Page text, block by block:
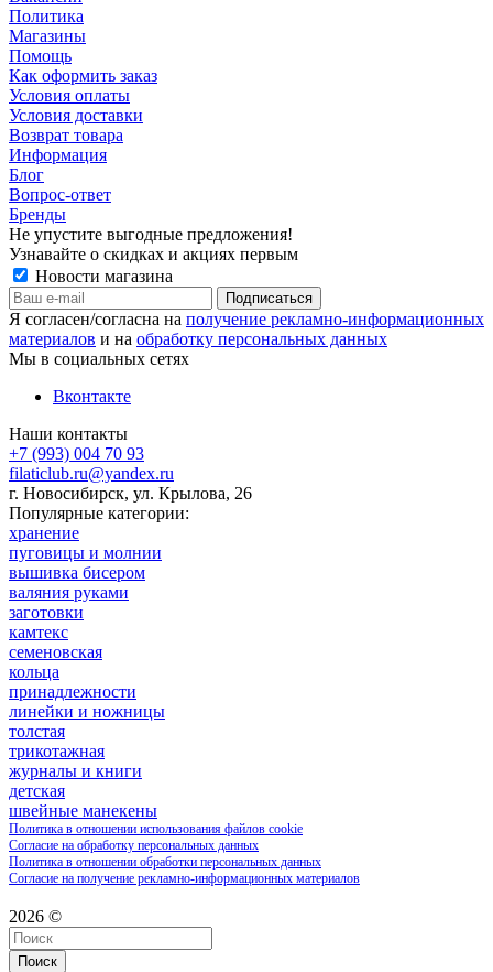
Политика
Магазины
Помощь
Как оформить заказ
Условия оплаты
Условия доставки
Возврат товара
Информация
Блог
Вопрос-ответ
Бренды
Не упустите выгодные предложения!
Узнавайте о скидках и акциях первым
Новости магазина
Я согласен/согласна на получение рекламно-информационных
материалов и на обработку персональных данных
Мы в социальных сетях
Вконтакте
Наши контакты
+7 (993) 004 70 93
filaticlub.ru@yandex.ru
г. Новосибирск, ул. Крылова, 26
Популярные категории:
хранение
пуговицы и молнии
вышивка бисером
валяния руками
заготовки
камтекс
семеновская
кольца
принадлежности
линейки и ножницы
толстая
трикотажная
журналы и книги
детская
швейные манекены
Политика в отношении использования файлов cookie
Согласие на обработку персональных данных
Политика в отношении обработки персональных данных
Согласие на получение рекламно-информационных материалов
2026 ©
Поиск